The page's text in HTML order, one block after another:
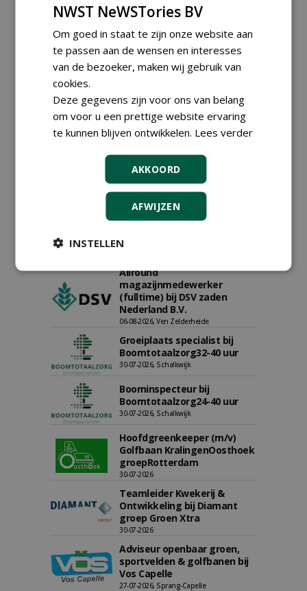
Proefveldmedewerker/
Chauffeur
landbouwmachines bij DSV
zaden Nederland B.V.
06-08-2026, Ven-Zelderheide
Kasmedewerker (fulltime) bij
06-08-2026, Ven-Zelderheide
Allround
magazijnmedewerker
(fulltime) bij DSV zaden
Nederland B.V.
06-08-2026, Ven Zelderheide
Groeiplaats specialist bij
Boomtotaalzorg32-40 uur
30-07-2026, Schalkwijk
Boominspecteur bij
Boomtotaalzorg24-40 uur
30-07-2026, Schalkwijk
Hoofdgreenkeeper (m/v)
Golfbaan KralingenOosthoek
groepRotterdam
30-07-2026
Teamleider Kwekerij &
Ontwikkeling bij Diamant
groep Groen Xtra
30-07-2026
Adviseur openbaar groen,
sportvelden & golfbanen bij
Vos Capelle
27-07-2026, Sprang-Capelle
NWST NeWSTories BV
Om goed in staat te zijn onze website aan
te passen aan de wensen en interesses
van de bezoeker, maken wij gebruik van
cookies.
Deze gegevens zijn voor ons van belang
om voor u een prettige website ervaring
te kunnen blijven ontwikkelen. Lees verder
AKKOORD
AFWIJZEN
INSTELLEN